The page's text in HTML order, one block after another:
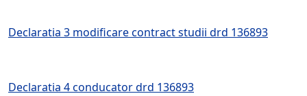
Declaratia 3 modificare contract studii drd 136893
Declaratia 4 conducator drd 136893